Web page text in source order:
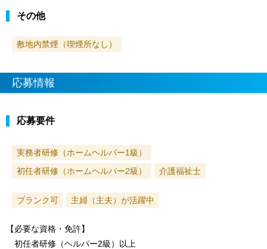
その他
敷地内禁煙（喫煙所なし）
応募情報
応募要件
実務者研修（ホームヘルパー1級）
初任者研修（ホームヘルパー2級）
介護福祉士
ブランク可 主婦（主夫）が活躍中
【必要な資格・免許】
初任者研修（ヘルパー2級）以上